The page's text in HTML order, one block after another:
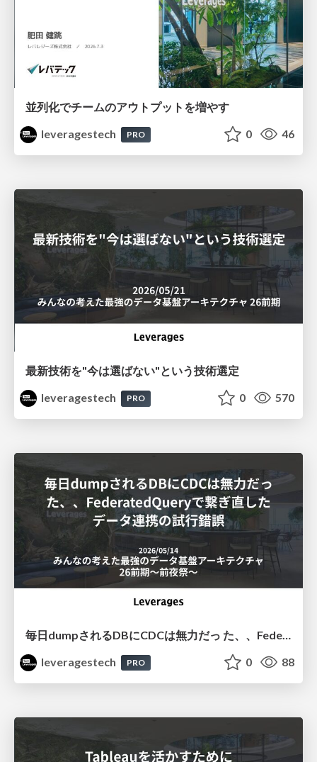
並列化でチームのアウトプットを増やす
leveragestech
PRO 0 46
最新技術を"今は選ばない"という技術選定
leveragestech
PRO 0 570
毎⽇dumpされるDBにCDCは無⼒だっ た、、FederatedQueryで繋ぎ直した データ連携の試⾏錯誤
leveragestech
PRO 0 88